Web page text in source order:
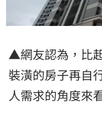
▲網友認為，比
裝潢的房子再自
人需求的角度來